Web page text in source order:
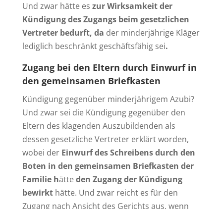
Und zwar hätte es zur Wirksamkeit der
Kündigung des Zugangs beim gesetzlichen
Vertreter bedurft, da der minderjährige Kläger
lediglich beschränkt geschäftsfähig sei.
Zugang bei den Eltern durch Einwurf in
den gemeinsamen Briefkasten
Kündigung gegenüber minderjährigem Azubi?
Und zwar sei die Kündigung gegenüber den
Eltern des klagenden Auszubildenden als
dessen gesetzliche Vertreter erklärt worden,
wobei der Einwurf des Schreibens durch den
Boten in den gemeinsamen Briefkasten der
Familie hätteden Zugang der Kündigung
bewirkthätte. Und zwar reicht es für den
Zugang nach Ansicht des Gerichts aus, wenn